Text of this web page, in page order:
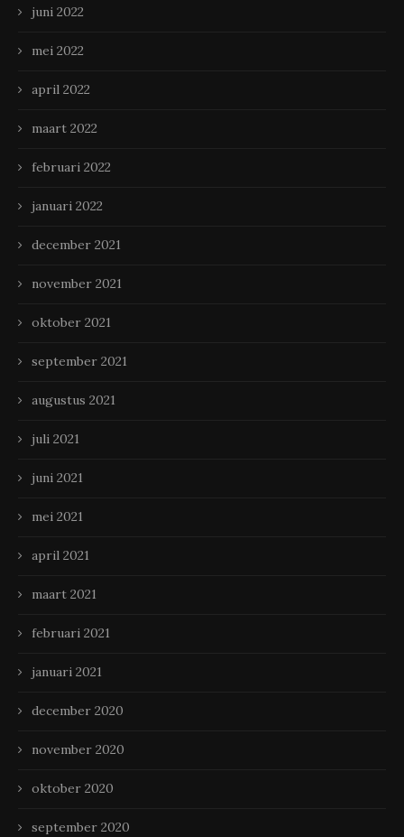
juni 2022
mei 2022
april 2022
maart 2022
februari 2022
januari 2022
december 2021
november 2021
oktober 2021
september 2021
augustus 2021
juli 2021
juni 2021
mei 2021
april 2021
maart 2021
februari 2021
januari 2021
december 2020
november 2020
oktober 2020
september 2020